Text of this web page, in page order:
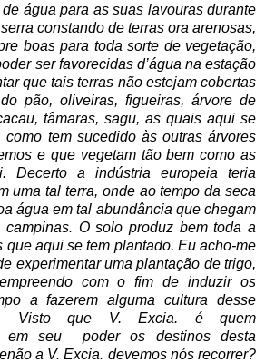
água para as suas lavouras durante
constando de terras ora arenosas,
boas para toda sorte de vegetação,
ser favorecidas d’água na estação
que tais terras não estejam cobertas
pão, oliveiras, figueiras, árvore de
tâmaras, sagu, as quais aqui se
como tem sucedido às outras árvores
e que vegetam tão bem como as
Decerto a indústria europeia teria
uma tal terra, onde ao tempo da seca
água em tal abundância que chegam
campinas. O solo produz bem toda a
que aqui se tem plantado. Eu acho-me
experimentar uma plantação de trigo,
com o fim de induzir os
a fazerem alguma cultura desse
Visto que V. Excia. é quem
em seu poder os destinos desta
a V. Excia. devemos nós recorrer?